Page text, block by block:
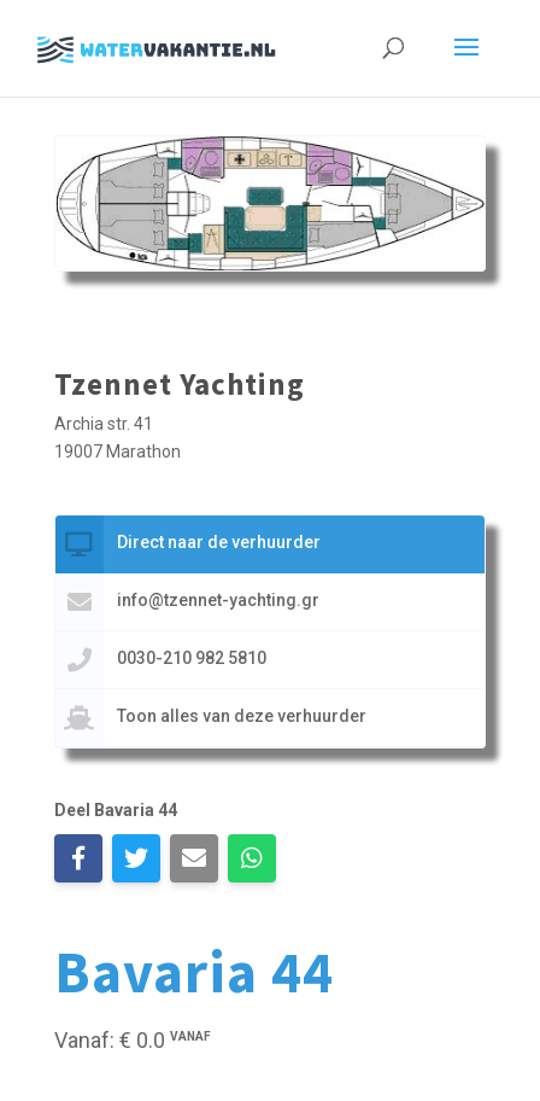
Zoeken
Bavaria 44
Vanaf: € 0.0 VANAF
Tzennet Yachting
Archia str. 41
19007 Marathon
Direct naar de verhuurder
info@tzennet-yachting.gr
0030-210 982 5810
Toon alles van deze verhuurder
Deel Bavaria 44